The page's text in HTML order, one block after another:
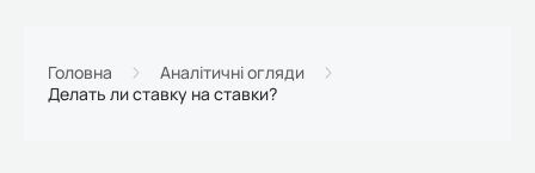
Головна
Аналітичні огляди
Делать ли ставку на ставки?